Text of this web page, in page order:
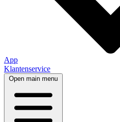
App
Klantenservice
Open main menu